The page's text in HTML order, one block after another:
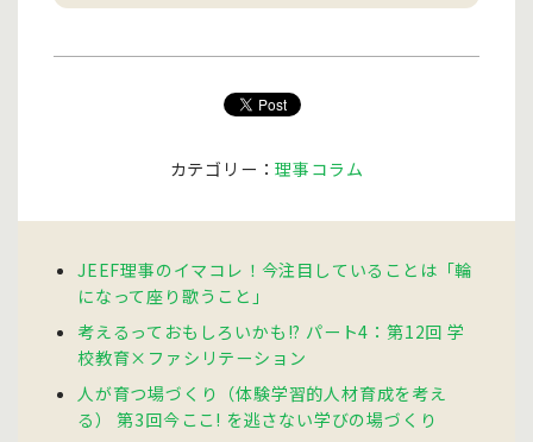
カテゴリー：理事コラム
JEEF理事のイマコレ！今注目していることは「輪
になって座り歌うこと」
考えるっておもしろいかも!? パート4：第12回 学
校教育×ファシリテーション
人が育つ場づくり（体験学習的人材育成を考え
る） 第3回今ここ! を逃さない学びの場づくり